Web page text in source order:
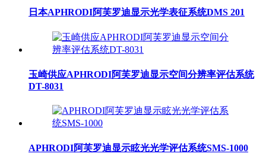
日本APHRODI阿芙罗迪显示光学表征系统DMS 201
玉崎供应APHRODI阿芙罗迪显示空间分辨率评估系统
DT-8031
APHRODI阿芙罗迪显示眩光光学评估系统SMS-1000